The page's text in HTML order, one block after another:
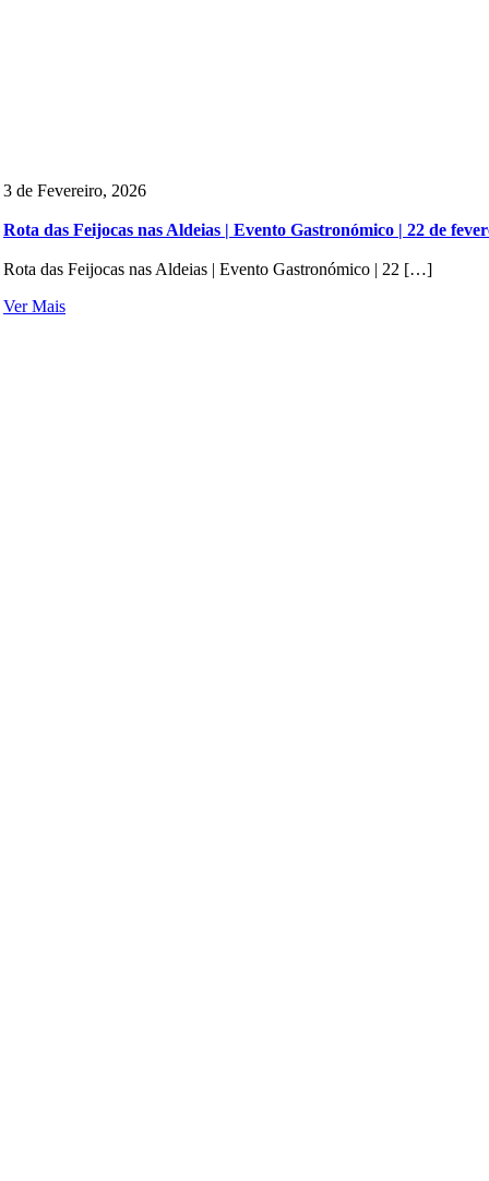
3 de Fevereiro, 2026
Rota das Feijocas nas Aldeias | Evento Gastronómico | 22 de
Rota das Feijocas nas Aldeias | Evento Gastronómico | 22 […]
Ver Mais